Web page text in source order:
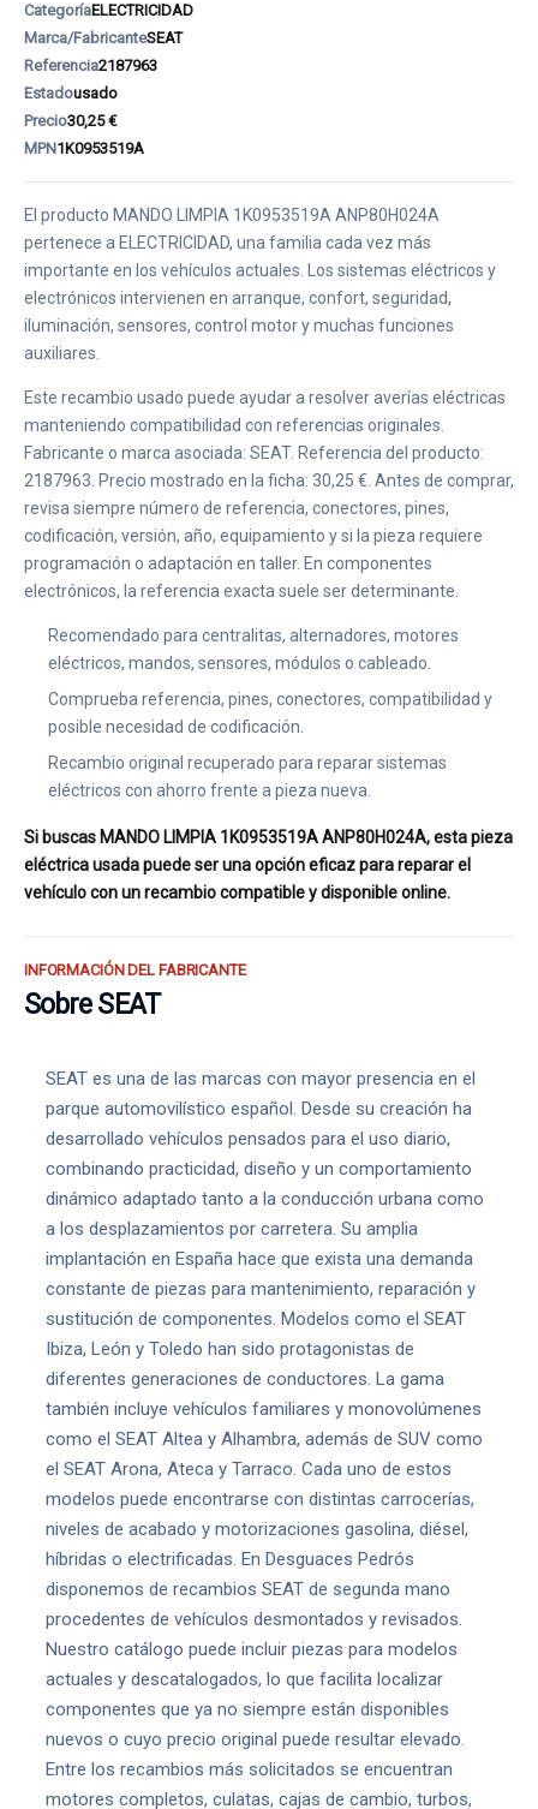
CategoríaELECTRICIDAD
Marca/FabricanteSEAT
Referencia2187963
Estadousado
Precio30,25 €
MPN1K0953519A
El producto MANDO LIMPIA 1K0953519A ANP80H024A
pertenece a ELECTRICIDAD, una familia cada vez más
importante en los vehículos actuales. Los sistemas eléctricos y
electrónicos intervienen en arranque, confort, seguridad,
iluminación, sensores, control motor y muchas funciones
auxiliares.
Este recambio usado puede ayudar a resolver averías eléctricas
manteniendo compatibilidad con referencias originales.
Fabricante o marca asociada: SEAT. Referencia del producto:
2187963. Precio mostrado en la ficha: 30,25 €. Antes de comprar,
revisa siempre número de referencia, conectores, pines,
codificación, versión, año, equipamiento y si la pieza requiere
programación o adaptación en taller. En componentes
electrónicos, la referencia exacta suele ser determinante.
Recomendado para centralitas, alternadores, motores
eléctricos, mandos, sensores, módulos o cableado.
Comprueba referencia, pines, conectores, compatibilidad y
posible necesidad de codificación.
Recambio original recuperado para reparar sistemas
eléctricos con ahorro frente a pieza nueva.
Si buscas MANDO LIMPIA 1K0953519A ANP80H024A, esta pieza
eléctrica usada puede ser una opción eficaz para reparar el
vehículo con un recambio compatible y disponible online.
INFORMACIÓN DEL FABRICANTE
Sobre SEAT
SEAT es una de las marcas con mayor presencia en el
parque automovilístico español. Desde su creación ha
desarrollado vehículos pensados para el uso diario,
combinando practicidad, diseño y un comportamiento
dinámico adaptado tanto a la conducción urbana como
a los desplazamientos por carretera. Su amplia
implantación en España hace que exista una demanda
constante de piezas para mantenimiento, reparación y
sustitución de componentes. Modelos como el SEAT
Ibiza, León y Toledo han sido protagonistas de
diferentes generaciones de conductores. La gama
también incluye vehículos familiares y monovolúmenes
como el SEAT Altea y Alhambra, además de SUV como
el SEAT Arona, Ateca y Tarraco. Cada uno de estos
modelos puede encontrarse con distintas carrocerías,
niveles de acabado y motorizaciones gasolina, diésel,
híbridas o electrificadas. En Desguaces Pedrós
disponemos de recambios SEAT de segunda mano
procedentes de vehículos desmontados y revisados.
Nuestro catálogo puede incluir piezas para modelos
actuales y descatalogados, lo que facilita localizar
componentes que ya no siempre están disponibles
nuevos o cuyo precio original puede resultar elevado.
Entre los recambios más solicitados se encuentran
motores completos, culatas, cajas de cambio, turbos,